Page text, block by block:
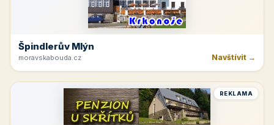
Špindlerův Mlýn
moravskabouda.cz Navštívit →
REKLAMA